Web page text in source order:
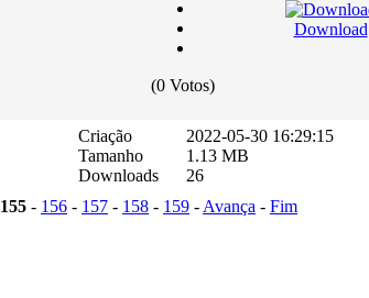
(0 Votos)
Download
Criação
Tamanho
Downloads
2022-05-30 16:29:15
1.13 MB
26
155 - 156 - 157 - 158 - 159 -Avança - Fim